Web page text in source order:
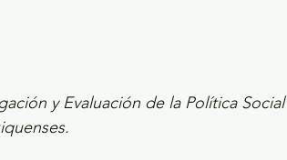
y Evaluación de la Política Social